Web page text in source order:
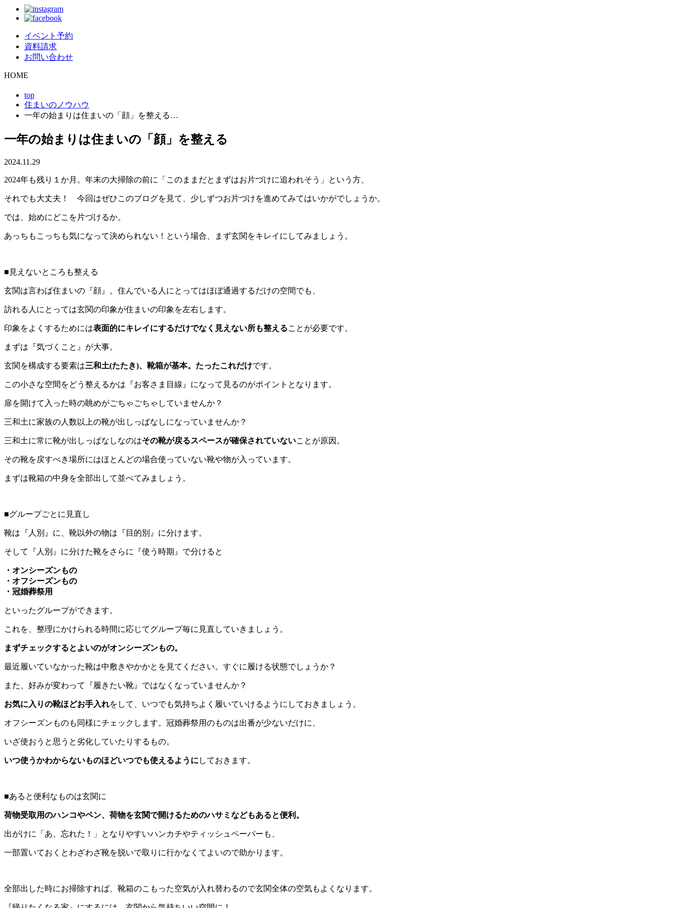
イベント予約
資料請求
お問い合わせ
HOME
top
住まいのノウハウ
一年の始まりは住まいの「顔」を整える…
一年の始まりは住まいの「顔」を整える
2024.11.29
2024年も残り１か月。年末の大掃除の前に「このままだとまずはお片づけに追われそう」という方、
それでも大丈夫！ 今回はぜひこのブログを見て、少しずつお片づけを進めてみてはいかがでしょうか。
では、始めにどこを片づけるか。
あっちもこっちも気になって決められない！という場合、まず玄関をキレイにしてみましょう。
■見えないところも整える
玄関は言わば住まいの『顔』。住んでいる人にとってはほぼ通過するだけの空間でも、
訪れる人にとっては玄関の印象が住まいの印象を左右します。
印象をよくするためには表面的にキレイにするだけでなく見えない所も整えることが必要です。
まずは『気づくこと』が大事。
玄関を構成する要素は三和土(たたき)、靴箱が基本。たったこれだけです。
この小さな空間をどう整えるかは『お客さま目線』になって見るのがポイントとなります。
扉を開けて入った時の眺めがごちゃごちゃしていませんか？
三和土に家族の人数以上の靴が出しっぱなしになっていませんか？
三和土に常に靴が出しっぱなしなのはその靴が戻るスペースが確保されていないことが原因。
その靴を戻すべき場所にはほとんどの場合使っていない靴や物が入っています。
まずは靴箱の中身を全部出して並べてみましょう。
■グループごとに見直し
靴は『人別』に、靴以外の物は『目的別』に分けます。
そして『人別』に分けた靴をさらに『使う時期』で分けると
・オンシーズンもの
・オフシーズンもの
・冠婚葬祭用
といったグループができます。
これを、整理にかけられる時間に応じてグループ毎に見直していきましょう。
まずチェックするとよいのがオンシーズンもの。
最近履いていなかった靴は中敷きやかかとを見てください。すぐに履ける状態でしょうか？
また、好みが変わって『履きたい靴』ではなくなっていませんか？
お気に入りの靴ほどお手入れをして、いつでも気持ちよく履いていけるようにしておきましょう。
オフシーズンものも同様にチェックします。冠婚葬祭用のものは出番が少ないだけに、
いざ使おうと思うと劣化していたりするもの。
いつ使うかわからないものほどいつでも使えるように しておきます。
■あると便利なものは玄関に
荷物受取用のハンコやペン、荷物を玄関で開けるためのハサミなどもあると便利。
出がけに「あ、忘れた！」となりやすいハンカチやティッシュペーパーも、
一部置いておくとわざわざ靴を脱いで取りに行かなくてよいので助かります。
全部出した時にお掃除すれば、靴箱のこもった空気が入れ替わるので玄関全体の空気もよくなります。